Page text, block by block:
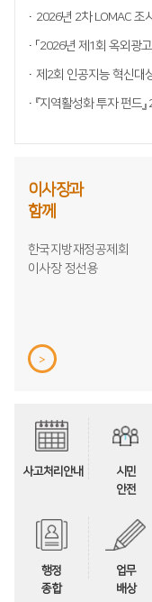
2026년 2차 LOMAC 조사과
「2026년 제1회 옥외광고 연구
제2회 인공지능 혁신대
『지역활성화 투자 펀드』 2026
이사장과
함께
한국지방재정공제회
이사장 정선용
>
사고처리안내
시민
안전
행정
종합
업무
배상